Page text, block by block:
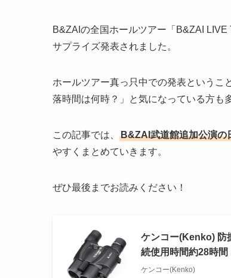
B&ZAIの全国ホールツアー「B&ZAI
サプライズ発表されました。
ホールツアー真っ只中での発表というこ
落時間は何時？」と気になっている方も
この記事では、 B&ZAI武道館追加公演の
やすくまとめていきます。
ぜひ最後までお読みください！
ケンコー(Kenko) 防
続使用時間約28時間
ケンコー(Kenko)